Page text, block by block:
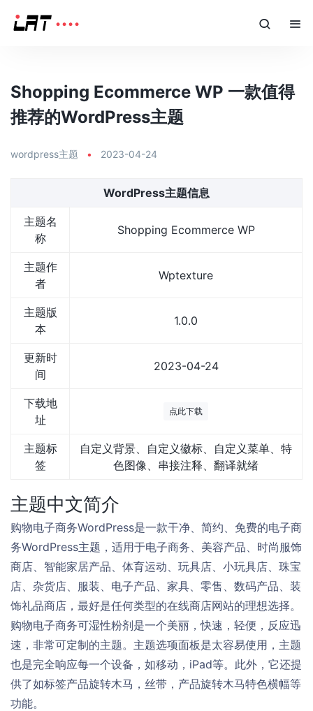
Shopping Ecommerce WP 一款值得
推荐的WordPress主题
wordpress主题 • 2023-04-24
WordPress主题信息
主题名
称
Shopping Ecommerce WP
主题作
者
Wptexture
主题版
本
1.0.0
更新时
间
2023-04-24
下载地
址
点此下载
主题标
签
自定义背景、自定义徽标、自定义菜单、特
色图像、串接注释、翻译就绪
主题中文简介
购物电子商务WordPress是一款干净、简约、免费的电子商
务WordPress主题，适用于电子商务、美容产品、时尚服饰
商店、智能家居产品、体育运动、玩具店、小玩具店、珠宝
店、杂货店、服装、电子产品、家具、零售、数码产品、装
饰礼品商店，最好是任何类型的在线商店网站的理想选择。
购物电子商务可湿性粉剂是一个美丽，快速，轻便，反应迅
速，非常可定制的主题。主题选项面板是太容易使用，主题
也是完全响应每一个设备，如移动，iPad等。此外，它还提
供了如标签产品旋转木马，丝带，产品旋转木马特色横幅等
功能。